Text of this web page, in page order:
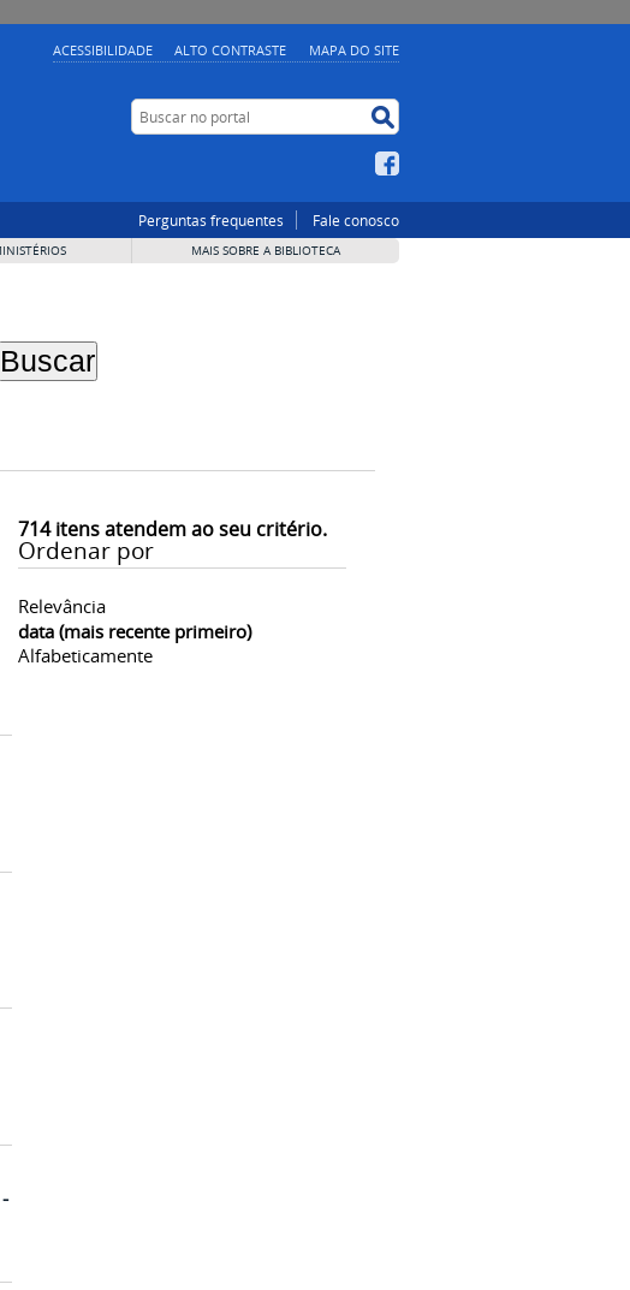
ACESSIBILIDADE ALTO CONTRASTE MAPA DO SITE
Buscar no portal
Perguntas frequentes Fale conosco
MAIS SOBRE A BIBLIOTECA
714itens atendem ao seu critério.
Ordenar por
Relevância
data (mais recente primeiro)
Alfabeticamente